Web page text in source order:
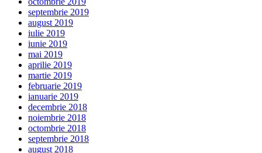
septembrie 2019
august 2019
iulie 2019
iunie 2019
mai 2019
aprilie 2019
martie 2019
februarie 2019
ianuarie 2019
decembrie 2018
noiembrie 2018
octombrie 2018
septembrie 2018
august 2018